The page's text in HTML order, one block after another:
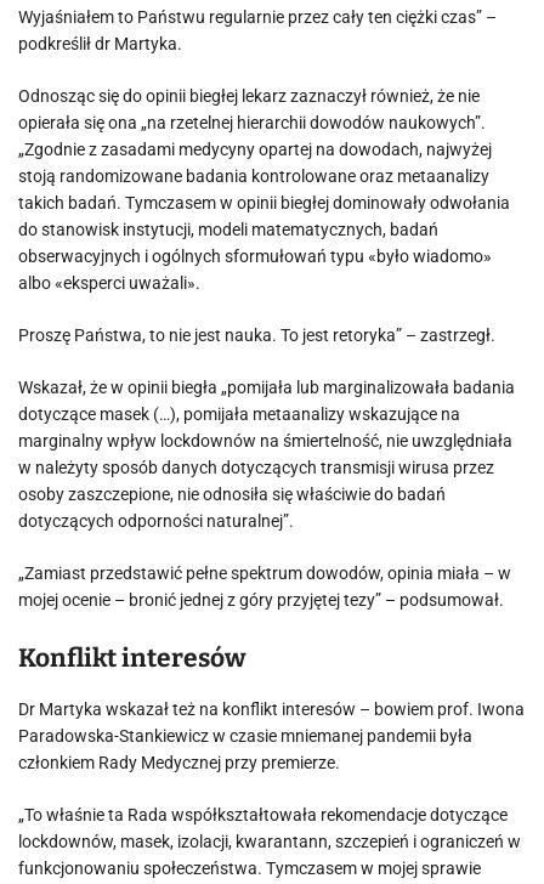
Wyjaśniałem to Państwu regularnie przez cały ten ciężki czas” –
podkreślił dr Martyka.
Odnosząc się do opinii biegłej lekarz zaznaczył również, że nie
opierała się ona „na rzetelnej hierarchii dowodów naukowych”.
„Zgodnie z zasadami medycyny opartej na dowodach, najwyżej
stoją randomizowane badania kontrolowane oraz metaanalizy
takich badań. Tymczasem w opinii biegłej dominowały odwołania
do stanowisk instytucji, modeli matematycznych, badań
obserwacyjnych i ogólnych sformułowań typu «było wiadomo»
albo «eksperci uważali».
Proszę Państwa, to nie jest nauka. To jest retoryka” – zastrzegł.
Wskazał, że w opinii biegła „pomijała lub marginalizowała badania
dotyczące masek (…), pomijała metaanalizy wskazujące na
marginalny wpływ lockdownów na śmiertelność, nie uwzględniała
w należyty sposób danych dotyczących transmisji wirusa przez
osoby zaszczepione, nie odnosiła się właściwie do badań
dotyczących odporności naturalnej”.
„Zamiast przedstawić pełne spektrum dowodów, opinia miała – w
mojej ocenie – bronić jednej z góry przyjętej tezy” – podsumował.
Konflikt interesów
Dr Martyka wskazał też na konflikt interesów – bowiem prof. Iwona
Paradowska-Stankiewicz w czasie mniemanej pandemii była
członkiem Rady Medycznej przy premierze.
„To właśnie ta Rada współkształtowała rekomendacje dotyczące
lockdownów, masek, izolacji, kwarantann, szczepień i ograniczeń w
funkcjonowaniu społeczeństwa. Tymczasem w mojej sprawie